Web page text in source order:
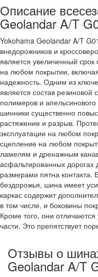
Описание
Geolandar A/T
Yokohama Geolandar A/T
внедорожников и
является увеличенный
на любом покрытии,
надежность. Одним из
является состав
полимеров и
шинники существенно
растяжение и разрыв.
эксплуатации на любом
сцепление на любом
ламелям и дренажным
асфальтированных дорогах
размерами пятна контакта.
бездорожья, шина имеет
каркас содержит
в том числе, и боковины
Кроме того, они
части. Это препятствует
Отзывы о
Geolandar A/T